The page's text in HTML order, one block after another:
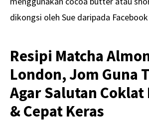
dikongsi oleh Sue daripada Facebook
Resipi Matcha
London, Jom Guna
Agar Salutan
& Cepat Keras